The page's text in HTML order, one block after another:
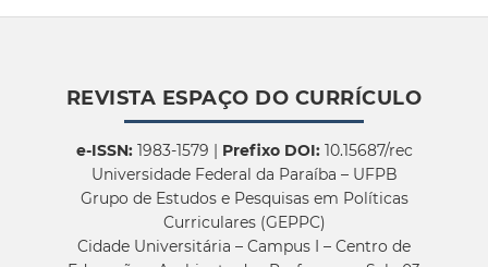
REVISTA ESPAÇO DO CURRÍCULO
e-ISSN:1983-1579 | Prefixo DOI:10.15687/rec
Universidade Federal da Paraíba – UFPB
Grupo de Estudos e Pesquisas em Políticas
Curriculares (GEPPC)
Cidade Universitária – Campus I – Centro de